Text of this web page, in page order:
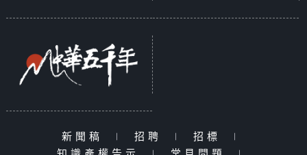
新聞稿 | 招聘 | 招標
|